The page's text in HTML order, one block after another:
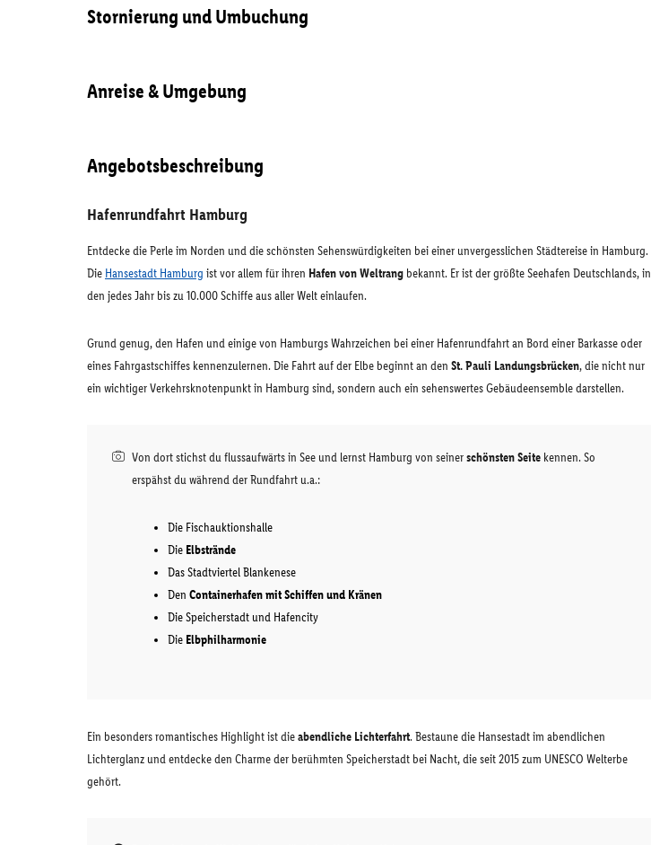
Stornierung und Umbuchung
Anreise & Umgebung
Angebotsbeschreibung
Hafenrundfahrt Hamburg
Entdecke die Perle im Norden und die schönsten Sehenswürdigkeiten bei einer unvergesslichen Städtereise in Hamburg.
Die Hansestadt Hamburg ist vor allem für ihren Hafen von Weltrang bekannt. Er ist der größte Seehafen Deutschlands, in
den jedes Jahr bis zu 10.000 Schiffe aus aller Welt einlaufen.
Grund genug, den Hafen und einige von Hamburgs Wahrzeichen bei einer Hafenrundfahrt an Bord einer Barkasse oder
eines Fahrgastschiffes kennenzulernen. Die Fahrt auf der Elbe beginnt an den St. Pauli Landungsbrücken, die nicht nur
ein wichtiger Verkehrsknotenpunkt in Hamburg sind, sondern auch ein sehenswertes Gebäudeensemble darstellen.
Von dort stichst du flussaufwärts in See und lernst Hamburg von seinerschönsten Seite kennen. So
erspähst du während der Rundfahrt u.a.:
Die Fischauktionshalle
Die Elbstrände
Das Stadtviertel Blankenese
Den Containerhafen mit Schiffen und Kränen
Die Speicherstadt und Hafencity
Die Elbphilharmonie
Ein besonders romantisches Highlight ist dieabendliche Lichterfahrt. Bestaune die Hansestadt im abendlichen
Lichterglanz und entdecke den Charme der berühmten Speicherstadt bei Nacht, die seit 2015 zum UNESCO Welterbe
gehört.